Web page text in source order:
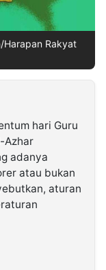
Harapan Rakyat
hari Guru
Azhar
adanya
atau bukan
aturan